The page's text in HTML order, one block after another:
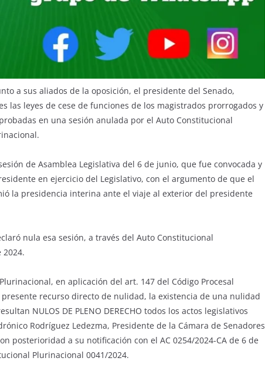
a sus aliados de la oposición, el presidente del Senado,
las leyes de cese de funciones de los magistrados prorrogados y
en una sesión anulada por el Auto Constitucional
de Asamblea Legislativa del 6 de junio, que fue convocada y
en ejercicio del Legislativo, con el argumento de que el
la presidencia interina ante el viaje al exterior del presidente
nula esa sesión, a través del Auto Constitucional
en aplicación del art. 147 del Código Procesal
recurso directo de nulidad, la existencia de una nulidad
NULOS DE PLENO DERECHO todos los actos legislativos
Rodríguez Ledezma, Presidente de la Cámara de Senadores
posterioridad a su notificación con el AC 0254/2024-CA de 6 de
Plurinacional 0041/2024.